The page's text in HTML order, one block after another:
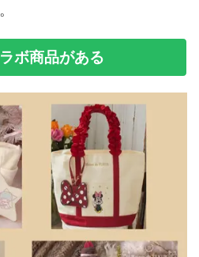
ボ商品がある